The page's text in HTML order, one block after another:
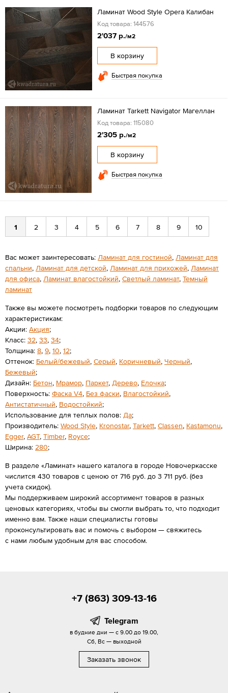
Ламинат Wood Style Opera Калибан
Код товара: 144576
2'037 р./м2
В корзину
Быстрая покупка
Ламинат Tarkett Navigator Mагеллан
Код товара: 115080
2'305 р./м2
В корзину
Быстрая покупка
1 2 3 4 5 6 7 8 9 10
Вас может заинтересовать: Ламинат для гостиной, Ламинат для
спальни, Ламинат для детской, Ламинат для прихожей, Ламинат
для офиса, Ламинат влагостойкий, Светлый ламинат, Темный
ламинат
Также вы можете посмотреть подборки товаров по следующим
характеристикам:
Акции: Акция;
Класс: 32, 33, 34;
Толщина: 8, 9, 10, 12;
Оттенок: Белый/бежевый, Серый, Коричневый, Черный,
Бежевый;
Дизайн: Бетон, Мрамор, Паркет, Дерево, Елочка;
Поверхность: Фаска V4, Без фаски, Влагостойкий,
Антистатичный, Водостойкий;
Использование для теплых полов: Да;
Производитель: Wood Style, Kronostar, Tarkett, Classen, Kastamonu,
Egger, AGT, Timber, Royce;
Ширина: 280;
В разделе «Ламинат» нашего каталога в городе Новочеркасске
числится 430 товаров с ценою от 716 руб. до 3 711 руб. (без
учета скидок).
Мы поддерживаем широкий ассортимент товаров в разных
ценовых категориях, чтобы вы смогли выбрать то, что подходит
именно вам. Также наши специалисты готовы
проконсультировать вас и помочь с выбором — свяжитесь
с нами любым удобным для вас способом.
+7 (863) 309-13-16
Telegram
в будние дни — с 9.00 до 19.00,
Сб, Вс — выходной
Заказать звонок